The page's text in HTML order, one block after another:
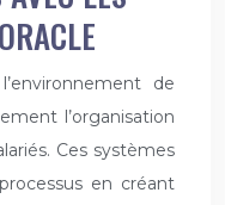
de
l’organisation
Ces systèmes
en créant